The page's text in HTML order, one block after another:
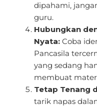
dipahami,
guru.
Hubungkan
Nyata: Coba
Pancasila
yang sedang
membuat
Tetap Tenang
tarik napas